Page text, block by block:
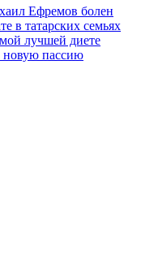
Ефремов болен
в татарских семьях
лучшей диете
новую пассию